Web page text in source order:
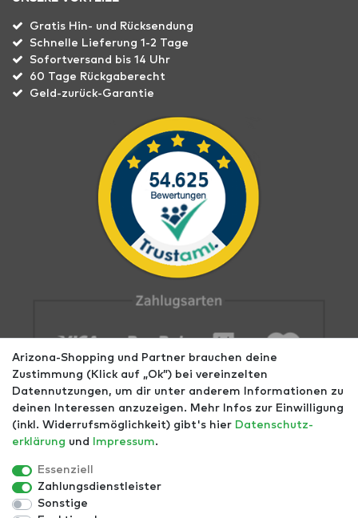
Gratis Hin- und Rücksendung
Schnelle Lieferung 1-2 Tage
Sofortversand bis 14 Uhr
60 Tage Rückgaberecht
Geld-zurück-Garantie
Impressum AGB Datenschutz
Arizona-Shopping und Partner brauchen deine
Zustimmung (Klick auf „Ok”) bei vereinzelten
Datennutzungen, um dir unter anderem Informationen zu
deinen Interessen anzuzeigen. Mehr Infos zur Einwilligung
(inkl. Widerrufsmöglichkeit) gibt's hier Daten­schutz­
erklärung und Impressum.
Essenziell
Zahlungsdienstleister
Sonstige